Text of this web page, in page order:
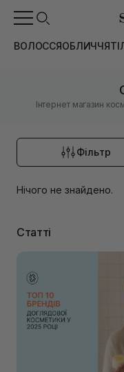
ВОЛОССЯОБЛИЧЧЯ
Інтернет магазин
Фільтр
Нічого не знайдено.
Статті